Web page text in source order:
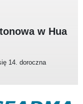
w Hua
14. doroczna